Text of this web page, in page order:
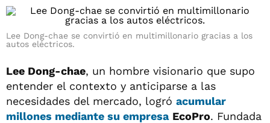
Lee Dong-chae se convirtió en multimillonario gracias a los
autos eléctricos.
Lee Dong-chae, un hombre visionario que supo
entender el contexto y anticiparse a las
necesidades del mercado, logró acumular
millones mediante su empresa EcoPro. Fundada